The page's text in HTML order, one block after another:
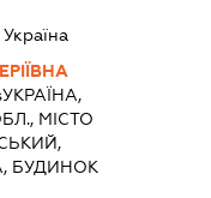
Україна
УКРАЇНА,
МІСТО
БУДИНОК